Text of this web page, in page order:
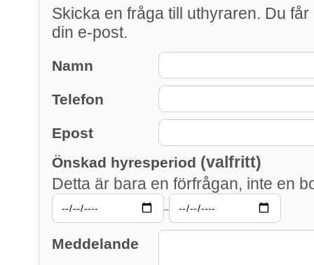
Skicka en fråga till uthyraren. Du får
din e-post.
Namn
Telefon
Epost
Önskad hyresperiod (valfritt)
Detta är bara en förfrågan, inte en
–
Meddelande